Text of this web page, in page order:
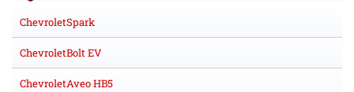
ChevroletSpark
ChevroletBolt EV
ChevroletAveo HB5